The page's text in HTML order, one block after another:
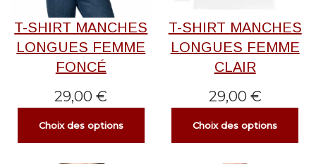
T-SHIRT MANCHES
LONGUES FEMME
FONCÉ
29,00€
Choix des options
T-SHIRT MANCHES
LONGUES FEMME
CLAIR
29,00 €
Choix des options